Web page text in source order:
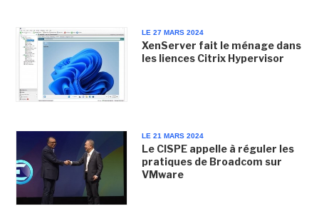
LE 27 MARS 2024
XenServer fait le ménage dans
les liences Citrix Hypervisor
LE 21 MARS 2024
Le CISPE appelle à réguler les
pratiques de Broadcom sur
VMware